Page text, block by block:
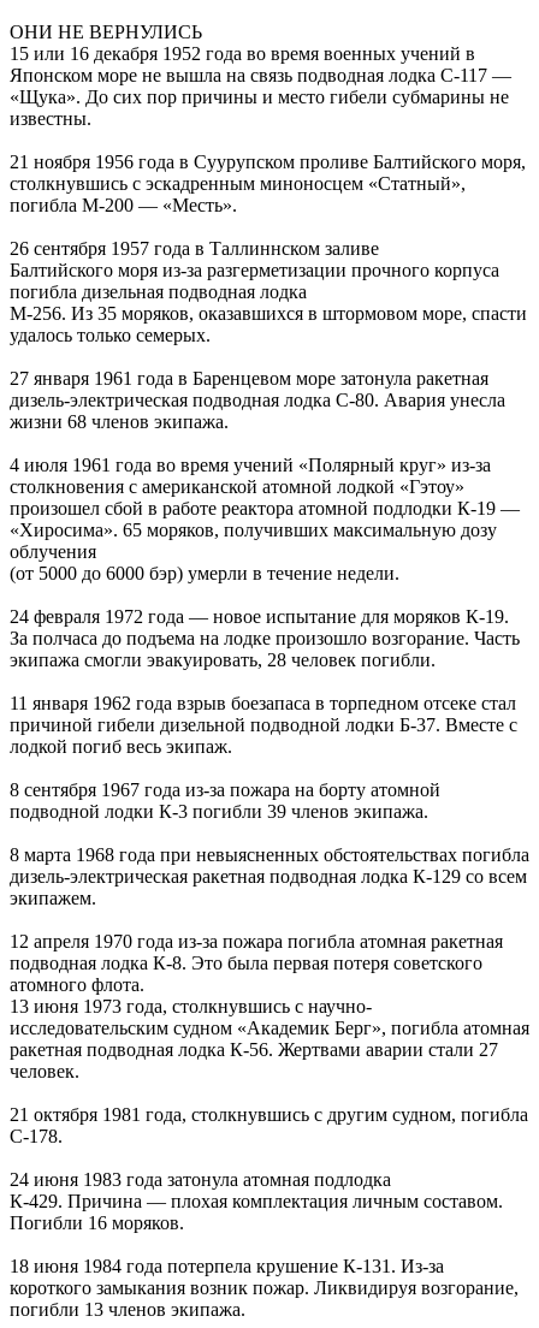
ОНИ НЕ ВЕРНУЛИСЬ
15 или 16 декабря 1952 года во время военных учений в
Японском море не вышла на связь подводная лодка С-117 —
«Щука». До сих пор причины и место гибели субмарины не
известны.
21 ноября 1956 года в Суурупском проливе Балтийского моря,
столкнувшись с эскадренным миноносцем «Статный»,
погибла М-200 — «Месть».
26 сентября 1957 года в Таллиннском заливе
Балтийского моря из-за разгерметизации прочного корпуса
погибла дизельная подводная лодка
М-256. Из 35 моряков, оказавшихся в штормовом море, спасти
удалось только семерых.
27 января 1961 года в Баренцевом море затонула ракетная
дизель-электрическая подводная лодка С-80. Авария унесла
жизни 68 членов экипажа.
4 июля 1961 года во время учений «Полярный круг» из-за
столкновения с американской атомной лодкой «Гэтоу»
произошел сбой в работе реактора атомной подлодки К-19 —
«Хиросима». 65 моряков, получивших максимальную дозу
облучения
(от 5000 до 6000 бэр) умерли в течение недели.
24 февраля 1972 года — новое испытание для моряков К-19.
За полчаса до подъема на лодке произошло возгорание. Часть
экипажа смогли эвакуировать, 28 человек погибли.
11 января 1962 года взрыв боезапаса в торпедном отсеке стал
причиной гибели дизельной подводной лодки Б-37. Вместе с
лодкой погиб весь экипаж.
8 сентября 1967 года из-за пожара на борту атомной
подводной лодки К-3 погибли 39 членов экипажа.
8 марта 1968 года при невыясненных обстоятельствах погибла
дизель-электрическая ракетная подводная лодка К-129 со всем
экипажем.
12 апреля 1970 года из-за пожара погибла атомная ракетная
подводная лодка К-8. Это была первая потеря советского
атомного флота.
13 июня 1973 года, столкнувшись с научно-
исследовательским судном «Академик Берг», погибла атомная
ракетная подводная лодка К-56. Жертвами аварии стали 27
человек.
21 октября 1981 года, столкнувшись с другим судном, погибла
С-178.
24 июня 1983 года затонула атомная подлодка
К-429. Причина — плохая комплектация личным составом.
Погибли 16 моряков.
18 июня 1984 года потерпела крушение К-131. Из-за
короткого замыкания возник пожар. Ликвидируя возгорание,
погибли 13 членов экипажа.